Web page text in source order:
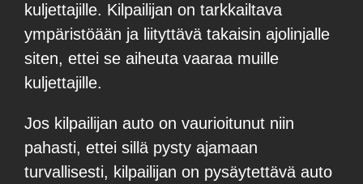
kuljettajille. Kilpailijan on tarkkailtava
ympäristöään ja liityttävä takaisin ajolinjalle
siten, ettei se aiheuta vaaraa muille
kuljettajille.
Jos kilpailijan auto on vaurioitunut niin
pahasti, ettei sillä pysty ajamaan
turvallisesti, kilpailijan on pysäytettävä auto